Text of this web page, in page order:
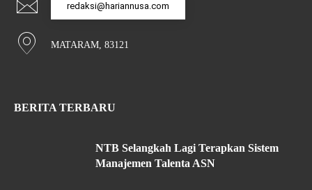
redaksi@hariannusa.com
MATARAM, 83121
BERITA TERBARU
NTB Selangkah Lagi Terapkan Sistem
Manajemen Talenta ASN